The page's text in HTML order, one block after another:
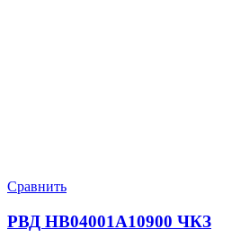
Сравнить
РВД HB04001A10900 ЧКЗ